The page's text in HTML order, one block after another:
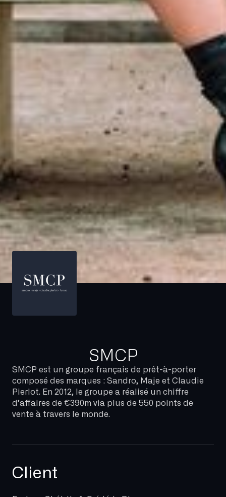
SMCP
SMCP est un groupe français de prêt-à-porter
composé des marques : Sandro, Maje et Claudie
Pierlot. En 2012, le groupe a réalisé un chiffre
d’affaires de €390m via plus de 550 points de
vente à travers le monde.
Client